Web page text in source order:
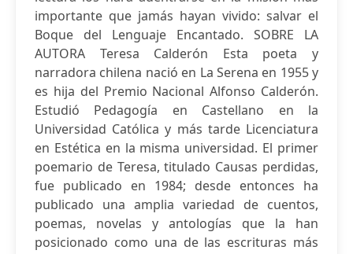
importante que jamás hayan vivido: salvar el
Boque del Lenguaje Encantado. SOBRE LA
AUTORA Teresa Calderón Esta poeta y
narradora chilena nació en La Serena en 1955 y
es hija del Premio Nacional Alfonso Calderón.
Estudió Pedagogía en Castellano en la
Universidad Católica y más tarde Licenciatura
en Estética en la misma universidad. El primer
poemario de Teresa, titulado Causas perdidas,
fue publicado en 1984; desde entonces ha
publicado una amplia variedad de cuentos,
poemas, novelas y antologías que la han
posicionado como una de las escrituras más